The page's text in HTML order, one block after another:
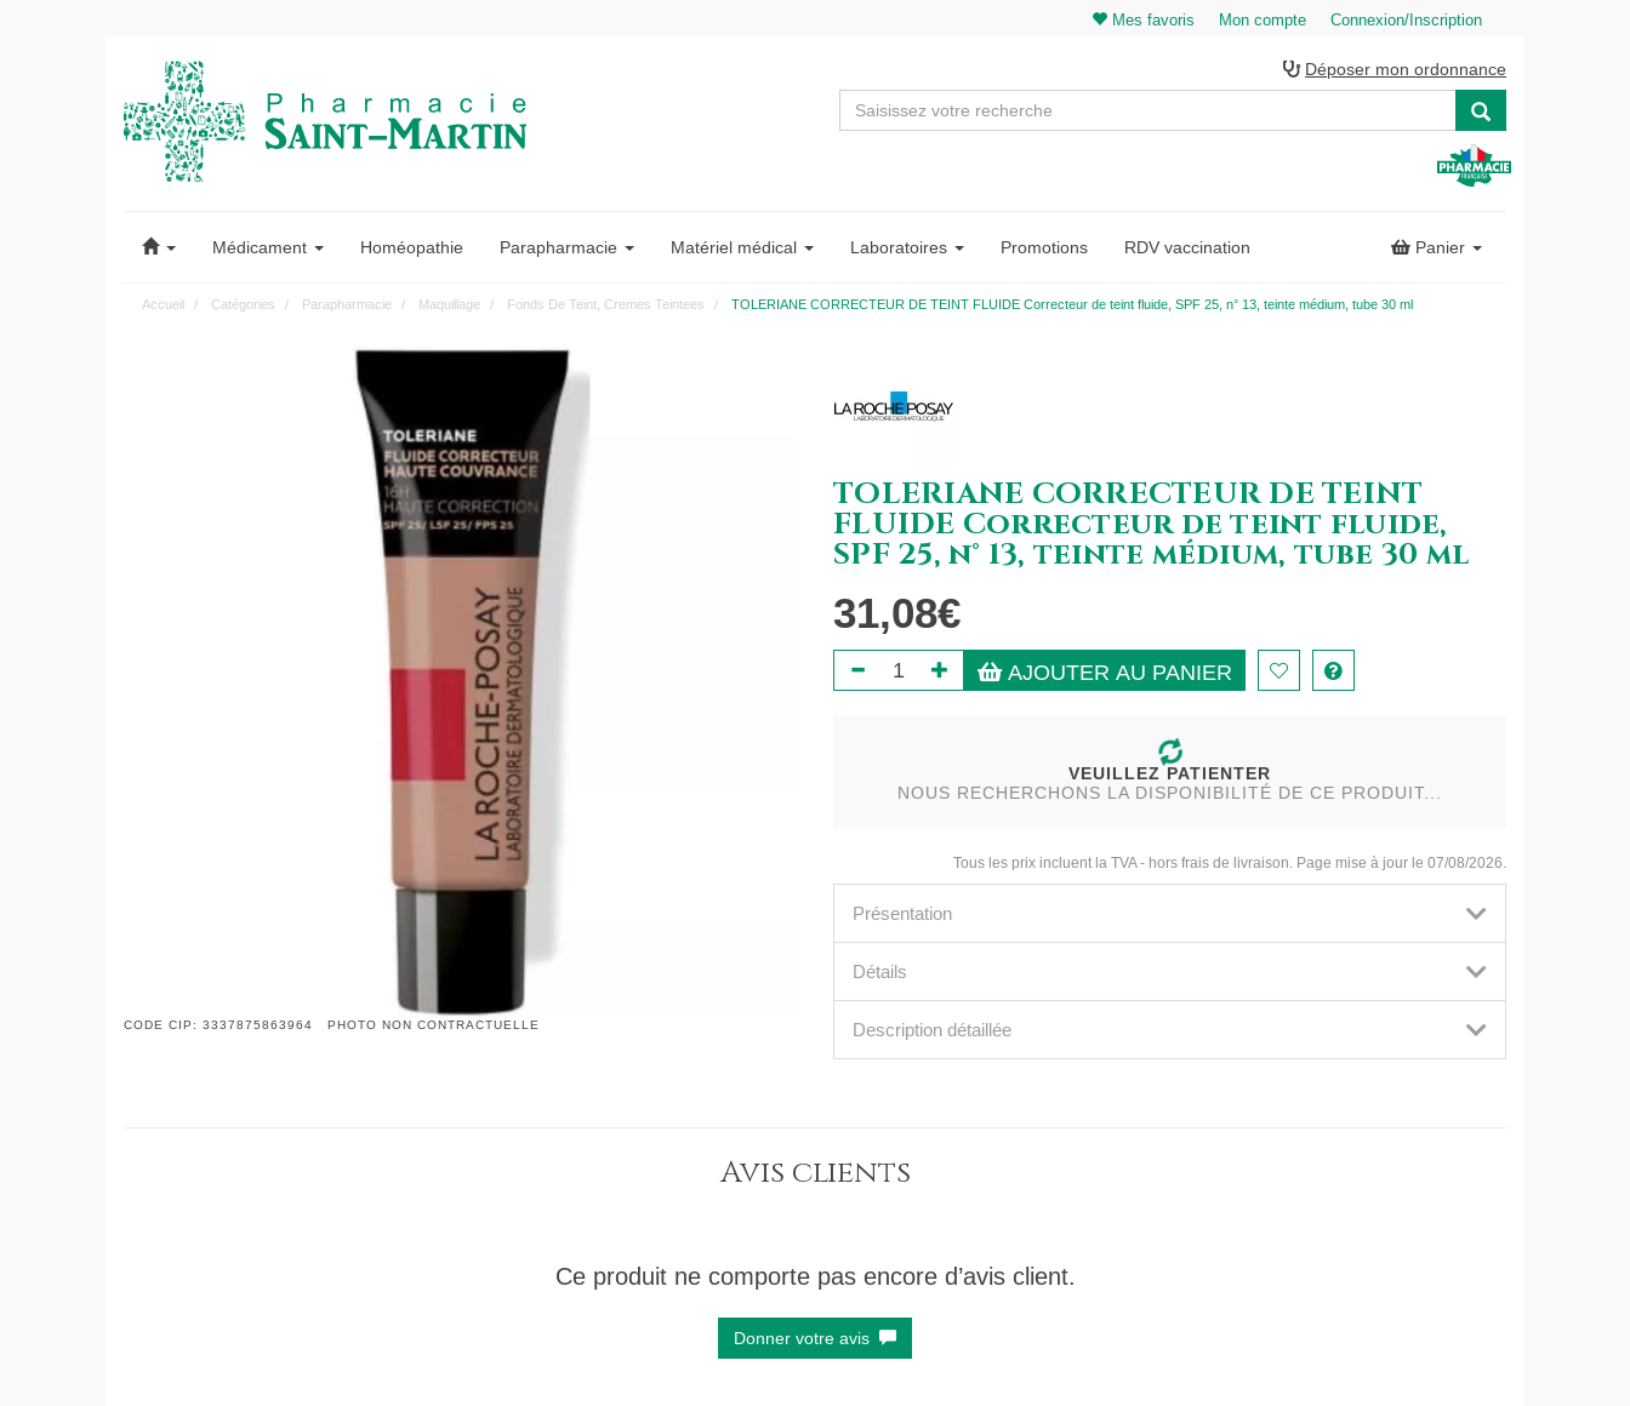
Mes favoris Mon compte Connexion/Inscription
Saint-
Martin
Déposer mon ordonnance
Médicament Homéopathie Parapharmacie Matériel médical Laboratoires Promotions RDV vaccination Panier
Accueil Catégories Parapharmacie Maquillage Fonds De Teint, Cremes Teintees TOLERIANE CORRECTEUR DE TEINT FLUIDE Correcteur de teint fluide, SPF 25, n° 13, teinte médium, tube 30 ml
CODE CIP: 3337875863964 PHOTO NON CONTRACTUELLE
TOLERIANE CORRECTEUR DE TEINT
FLUIDE Correcteur de teint fluide,
SPF 25, n° 13, teinte médium, tube 30 ml
31,08€
AJOUTER AU PANIER
VEUILLEZ PATIENTER
NOUS RECHERCHONS LA DISPONIBILITÉ DE CE PRODUIT...
Tous les prix incluent la TVA - hors frais de livraison. Page mise à jour le 07/08/2026.
Présentation
Détails
Description détaillée
Avis clients
Ce produit ne comporte pas encore d’avis client.
Donner votre avis